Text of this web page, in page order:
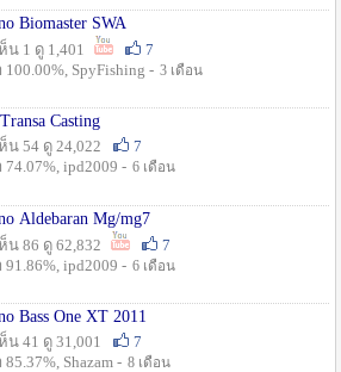
Biomaster SWA
น 1 ดู 1,401
7
SpyFishing - 3 เดือน
Casting
น 54 ดู 24,022
7
ipd2009 - 6 เดือน
Aldebaran Mg/mg7
น 86 ดู 62,832
7
ipd2009 - 6 เดือน
Bass One XT 2011
น 41 ดู 31,001
7
Shazam - 8 เดือน